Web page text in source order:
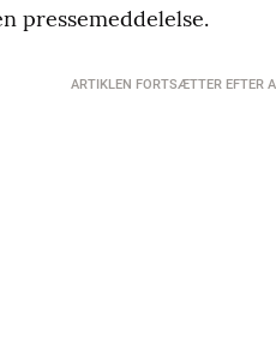
pressemeddelelse.
ARTIKLEN FORTSÆTTER EFTER